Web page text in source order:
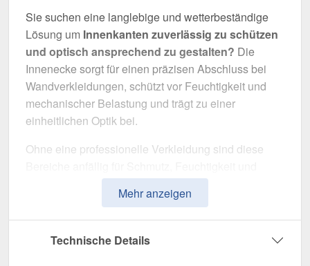
Sie suchen eine langlebige und wetterbeständige
Lösung um Innenkanten zuverlässig zu schützen
und optisch ansprechend zu gestalten? Die
Innenecke sorgt für einen präzisen Abschluss bei
Wandverkleidungen, schützt vor Feuchtigkeit und
mechanischer Belastung und trägt zu einer
einheitlichen Optik bei.
Ohne eine professionelle Verkleidung sind diese
mechanische Schäden. Diese Innenecke wurde
speziell entwickelt, umInnenübergänge sauber zu
verkleiden, Materialbewegungen auszugleichen
und eine langlebige Lösung für Wandverkleidungen
Mehr anzeigen
Technische Details